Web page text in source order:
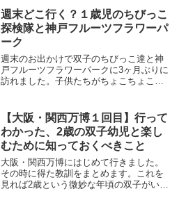
子ファミリー目線で全公開。
週末どこ行く？１歳児のちびっこ
探検隊と神戸フルーツフラワーパ
ーク
週末のお出かけで双子のちびっこ達と神
戸フルーツフラワーパークに3ヶ月ぶりに
訪れました。子供たちがちょこちょこ歩
ど良い施設・場所だと思いました。週末
のちびっこ１歳児の双子との神戸フルー
ツフラワーパークでの我が家の過ごし方
を本記事で紹介します。
【大阪・関西万博１回目】行って
わかった、2歳の双子幼児と楽し
むために知っておくべきこと
大阪・関西万博にはじめて行きました。
その時に得た教訓をまとめます。これを
見れば2歳という微妙な年頃の双子がいる